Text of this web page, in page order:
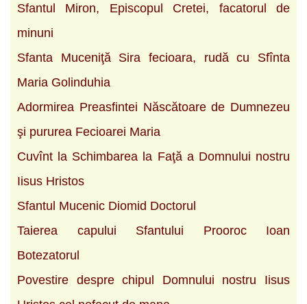
Sfantul Miron, Episcopul Cretei, facatorul de
minuni
Sfanta Muceniţă Sira fecioara, rudă cu Sfînta
Maria Golinduhia
Adormirea Preasfintei Născătoare de Dumnezeu
şi pururea Fecioarei Maria
Cuvînt la Schimbarea la Faţă a Domnului nostru
Iisus Hristos
Sfantul Mucenic Diomid Doctorul
Taierea capului Sfantului Prooroc Ioan
Botezatorul
Povestire despre chipul Domnului nostru Iisus